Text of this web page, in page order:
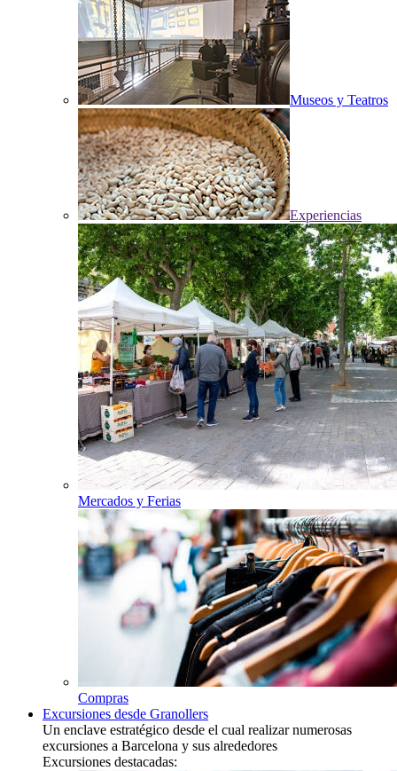
Museos y Teatros
Experiencias
Mercados y Ferias
Compras
Excursiones desde Granollers
Un enclave estratégico desde el cual realizar numerosas
excursiones a Barcelona y sus alrededores
Excursiones destacadas: